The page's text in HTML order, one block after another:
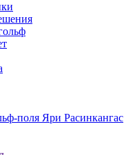
поля Яри Расинкангас